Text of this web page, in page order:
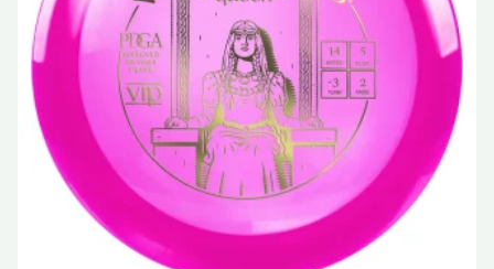
variaties.
Deze
optie
kan
gekozen
worden